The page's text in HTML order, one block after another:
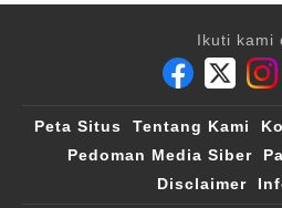
Ikuti kami
Peta Situs Tentang Kami
Pedoman Media Siber
Disclaimer